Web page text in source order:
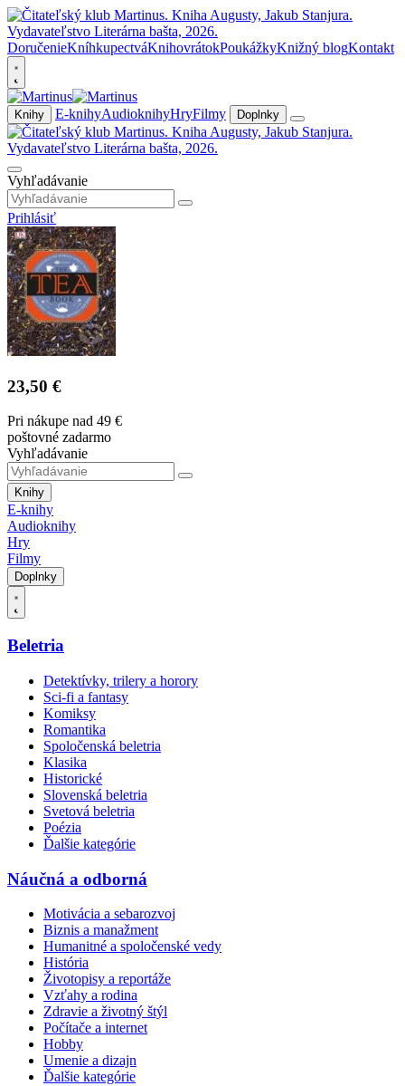
DoručenieKníhkupectváKnihovrátokPoukážkyKnižný blogKontakt
Knihy E-knihyAudioknihyHryFilmy Doplnky
Vyhľadávanie
Prihlásiť
23,50 €
Pri nákupe nad 49 €
poštovné zadarmo
Vyhľadávanie
Knihy
E-knihy
Audioknihy
Hry
Filmy
Doplnky
Beletria
Detektívky, trilery a horory
Sci-fi a fantasy
Komiksy
Romantika
Spoločenská beletria
Klasika
Historické
Slovenská beletria
Svetová beletria
Poézia
Ďalšie kategórie
Náučná a odborná
Motivácia a sebarozvoj
Biznis a manažment
Humanitné a spoločenské vedy
História
Životopisy a reportáže
Vzťahy a rodina
Zdravie a životný štýl
Počítače a internet
Hobby
Umenie a dizajn
Ďalšie kategórie